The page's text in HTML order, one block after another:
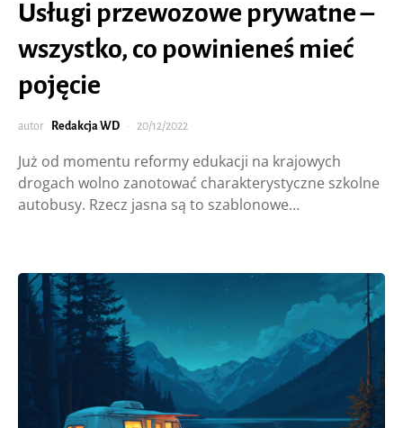
Usługi przewozowe prywatne –
wszystko, co powinieneś mieć
pojęcie
autor Redakcja WD 20/12/2022
Już od momentu reformy edukacji na krajowych
drogach wolno zanotować charakterystyczne szkolne
autobusy. Rzecz jasna są to szablonowe…